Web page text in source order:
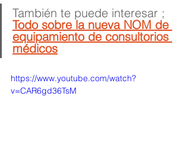
También te puede interesar ;
Todo sobre la nueva NOM de
equipamiento de consultorios
médicos
https://www.youtube.com/watch?
v=CAR6gd36TsM